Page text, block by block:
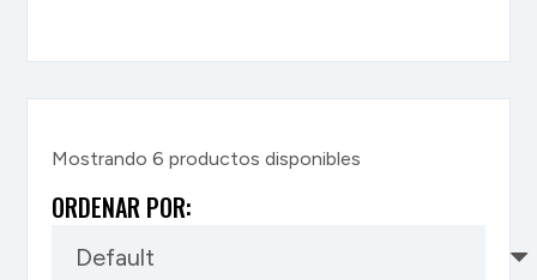
Mostrando6 productos disponibles
ORDENAR POR: